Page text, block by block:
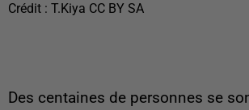
Crédit : T.Kiya CC BY SA
Des centaines de personnes se